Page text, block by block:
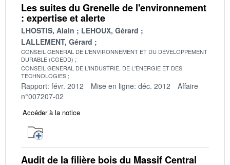
Les suites du Grenelle de l'environnement
: expertise et alerte
LHOSTIS, Alain
LEHOUX, Gérard
LALLEMENT, Gérard
CONSEIL GENERAL DE L'ENVIRONNEMENT ET DU DEVELOPPEMENT
DURABLE (CGEDD)
CONSEIL GENERAL DE L'INDUSTRIE, DE L'ENERGIE ET DES
TECHNOLOGIES
Rapport: févr. 2012 Mise en ligne: déc. 2012
Affaire
n°007207-02
Accéder à la notice
Audit de la filière bois du Massif Central